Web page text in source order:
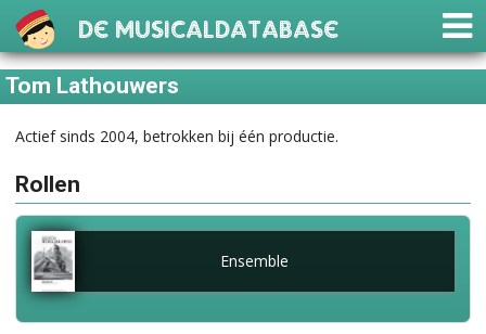
De Musicaldatabase
Tom Lathouwers
Actief sinds 2004, betrokken bij één productie.
Rollen
Ensemble